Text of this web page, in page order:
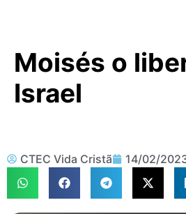
Moisés o
Israel
CTEC Vida Cristã 14/02/